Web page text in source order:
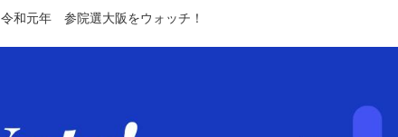
令和元年 参院選大阪をウォッチ！